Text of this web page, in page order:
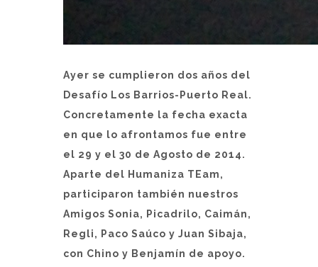
Ayer se cumplieron dos años del
Desafío Los Barrios-Puerto Real.
Concretamente la fecha exacta
en que lo afrontamos fue entre
el 29 y el 30 de Agosto de 2014.
Aparte del Humaniza TEam,
participaron también nuestros
Amigos Sonia, Picadrilo, Caimán,
Regli, Paco Saúco y Juan Sibaja,
con Chino y Benjamín de apoyo.